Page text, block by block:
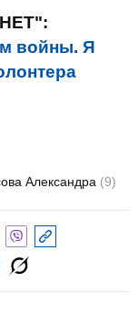
войны. Я
Александра (9)